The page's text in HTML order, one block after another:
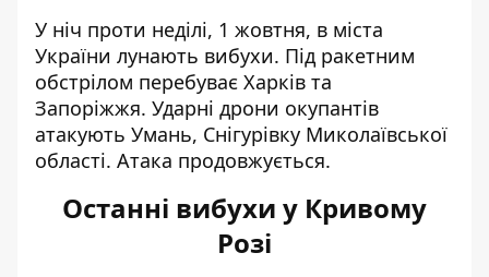
У ніч проти неділі, 1 жовтня, в міста
України лунають вибухи. Під ракетним
обстрілом перебуває Харків та
Запоріжжя. Ударні дрони окупантів
атакують Умань, Снігурівку Миколаївської
області. Атака продовжується.
Останні вибухи у Кривому
Розі